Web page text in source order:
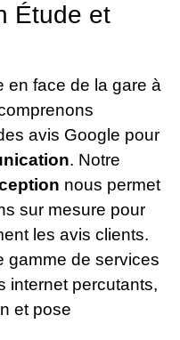
Étude et
en face de la gare à
avis Google pour
. Notre
nous permet
sur mesure pour
les avis clients.
gamme de services
internet percutants,
et pose